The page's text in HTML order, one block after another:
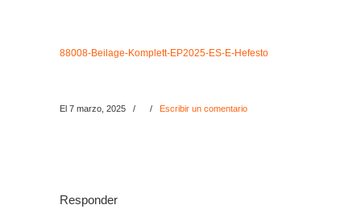
88008-Beilage-Komplett-EP2025-ES-E-Hefesto
El 7 marzo, 2025 / / Escribir un comentario
Responder